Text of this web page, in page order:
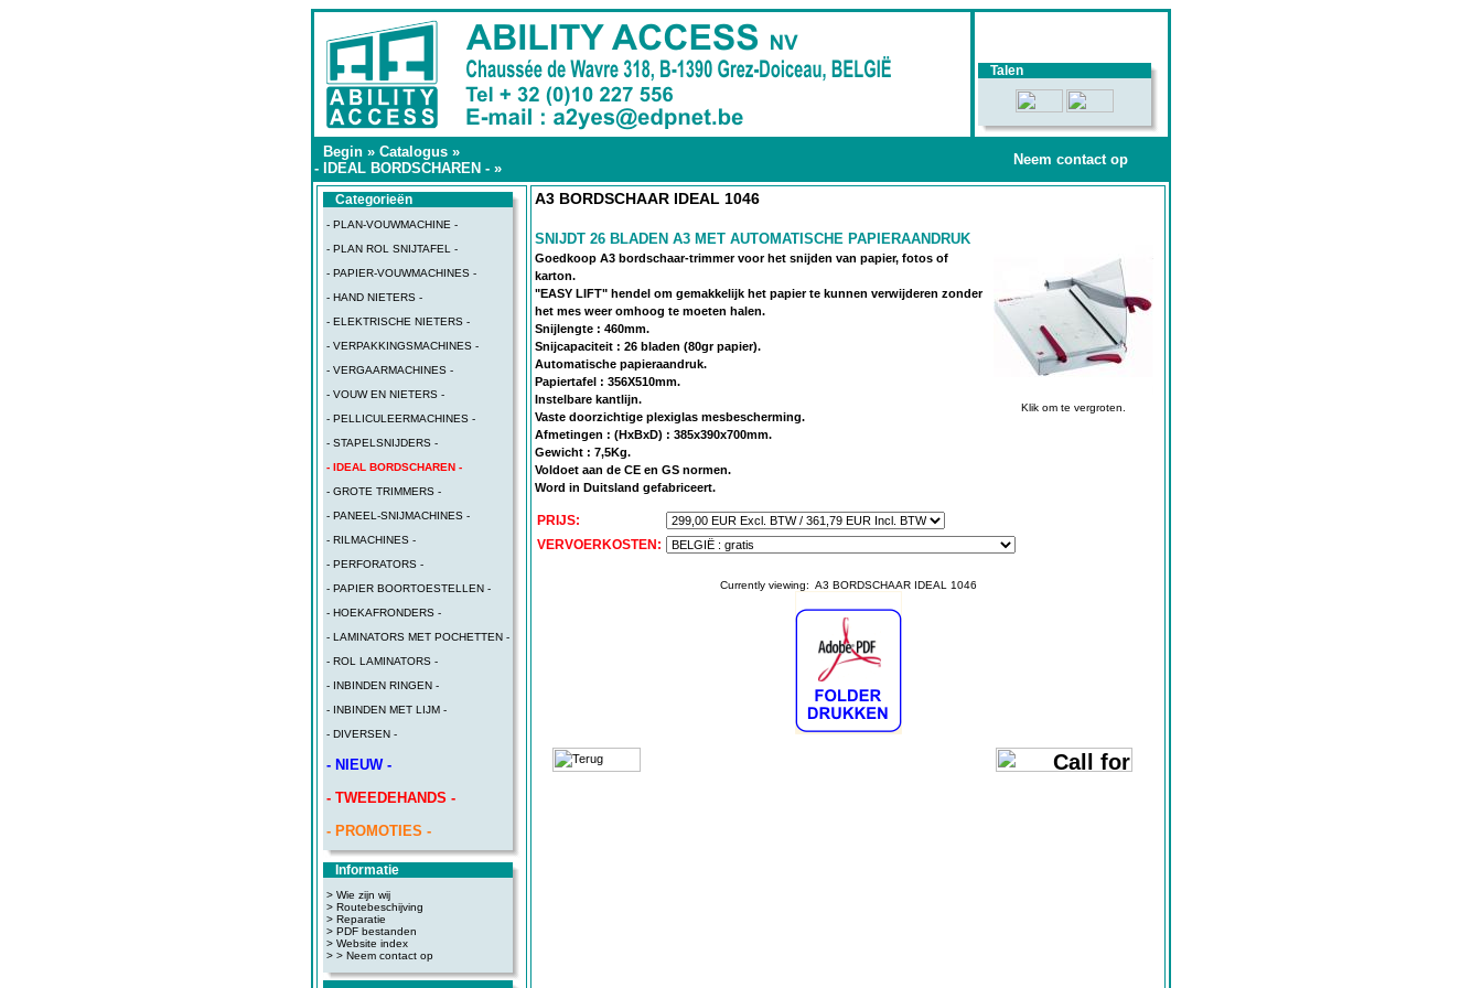
Talen
Begin » Catalogus »
- IDEAL BORDSCHAREN - »
Neem contact op
Categorieën
- PLAN-VOUWMACHINE -
- PLAN ROL SNIJTAFEL -
- PAPIER-VOUWMACHINES -
- HAND NIETERS -
- ELEKTRISCHE NIETERS -
- VERPAKKINGSMACHINES -
- VERGAARMACHINES -
- VOUW EN NIETERS -
- PELLICULEERMACHINES -
- STAPELSNIJDERS -
- IDEAL BORDSCHAREN -
- GROTE TRIMMERS -
- PANEEL-SNIJMACHINES -
- RILMACHINES -
- PERFORATORS -
- PAPIER BOORTOESTELLEN -
- HOEKAFRONDERS -
- LAMINATORS MET POCHETTEN -
- ROL LAMINATORS -
- INBINDEN RINGEN -
- INBINDEN MET LIJM -
- DIVERSEN -
- NIEUW -
- TWEEDEHANDS -
- PROMOTIES -
Informatie
> Wie zijn wij
> Routebeschijving
> Reparatie
> PDF bestanden
> Website index
> > Neem contact op
A3 BORDSCHAAR IDEAL 1046
Klik om te vergroten.
SNIJDT 26 BLADEN A3 MET AUTOMATISCHE PAPIERAANDRUK
Goedkoop A3 bordschaar-trimmer voor het snijden van papier, fotos of
karton.
"EASY LIFT" hendel om gemakkelijk het papier te kunnen verwijderen zonder
het mes weer omhoog te moeten halen.
Snijlengte : 460mm.
Snijcapaciteit : 26 bladen (80gr papier).
Automatische papieraandruk.
Papiertafel : 356X510mm.
Instelbare kantlijn.
Vaste doorzichtige plexiglas mesbescherming.
Afmetingen : (HxBxD) : 385x390x700mm.
Gewicht : 7,5Kg.
Voldoet aan de CE en GS normen.
Word in Duitsland gefabriceert.
PRIJS:
VERVOERKOSTEN:
Currently viewing: A3 BORDSCHAAR IDEAL 1046